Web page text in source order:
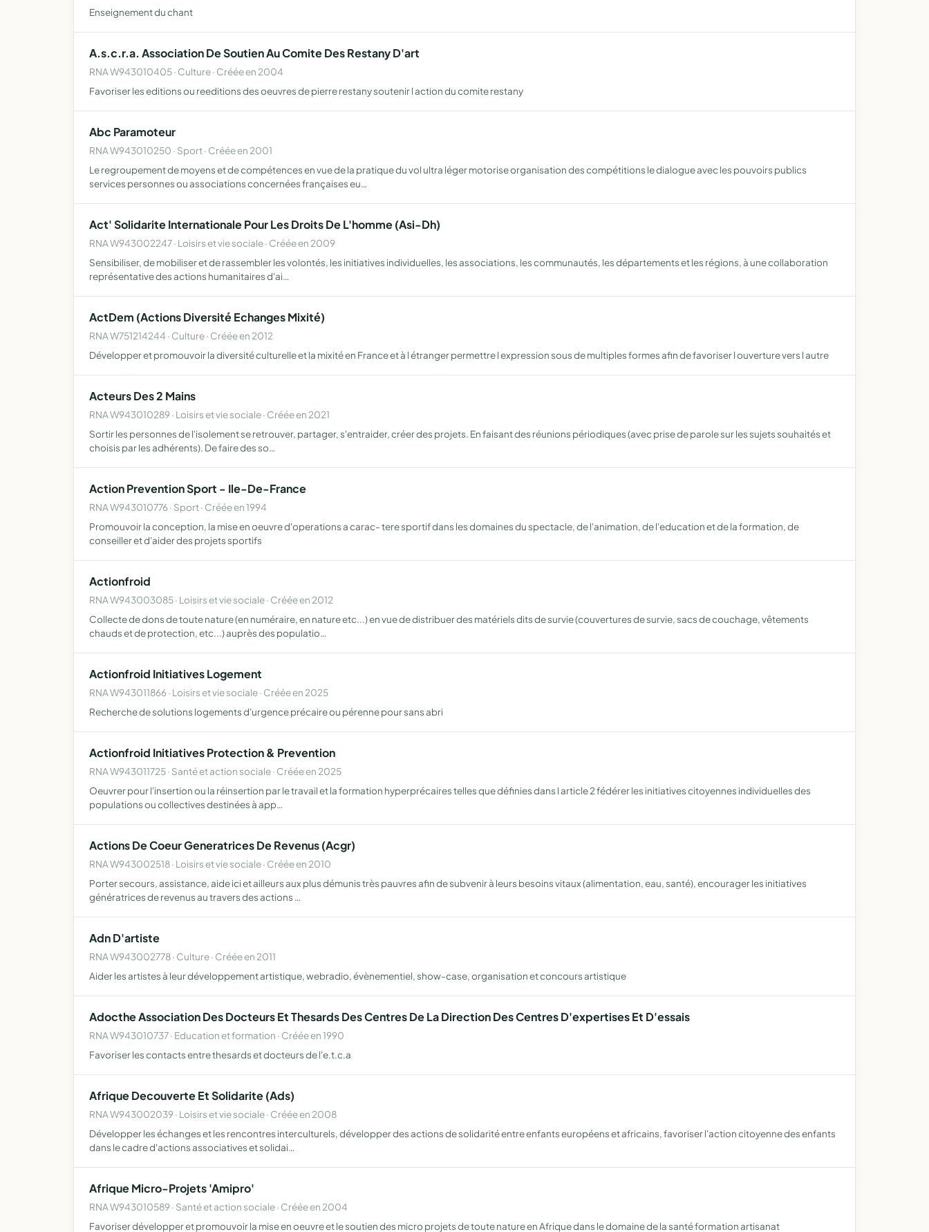
Enseignement du chant
A.s.c.r.a. Association De Soutien Au Comite Des Restany D'art
RNA W943010405 · Culture · Créée en 2004
Favoriser les editions ou reeditions des oeuvres de pierre restany soutenir l action du comite restany
Abc Paramoteur
RNA W943010250 · Sport · Créée en 2001
Le regroupement de moyens et de compétences en vue de la pratique du vol ultra léger motorise organisation des compétitions le dialogue avec les pouvoirs publics
services personnes ou associations concernées françaises eu…
Act' Solidarite Internationale Pour Les Droits De L'homme (Asi-Dh)
RNA W943002247 · Loisirs et vie sociale · Créée en 2009
Sensibiliser, de mobiliser et de rassembler les volontés, les initiatives individuelles, les associations, les communautés, les départements et les régions, à une collaboration
représentative des actions humanitaires d'ai…
ActDem (Actions Diversité Echanges Mixité)
RNA W751214244 · Culture · Créée en 2012
Développer et promouvoir la diversité culturelle et la mixité en France et à l étranger permettre l expression sous de multiples formes afin de favoriser l ouverture vers l autre
Acteurs Des 2 Mains
RNA W943010289 · Loisirs et vie sociale · Créée en 2021
Sortir les personnes de l'isolement se retrouver, partager, s'entraider, créer des projets. En faisant des réunions périodiques (avec prise de parole sur les sujets souhaités et
choisis par les adhérents). De faire des so…
Action Prevention Sport - Ile-De-France
RNA W943010776 · Sport · Créée en 1994
Promouvoir la conception, la mise en oeuvre d'operations a carac- tere sportif dans les domaines du spectacle, de l'animation, de l'education et de la formation, de
conseiller et d'aider des projets sportifs
Actionfroid
RNA W943003085 · Loisirs et vie sociale · Créée en 2012
Collecte de dons de toute nature (en numéraire, en nature etc...) en vue de distribuer des matériels dits de survie (couvertures de survie, sacs de couchage, vêtements
chauds et de protection, etc...) auprès des populatio…
Actionfroid Initiatives Logement
RNA W943011866 · Loisirs et vie sociale · Créée en 2025
Recherche de solutions logements d'urgence précaire ou pérenne pour sans abri
Actionfroid Initiatives Protection & Prevention
RNA W943011725 · Santé et action sociale · Créée en 2025
Oeuvrer pour l'insertion ou la réinsertion par le travail et la formation hyperprécaires telles que définies dans l article 2 fédérer les initiatives citoyennes individuelles des
populations ou collectives destinées à app…
Actions De Coeur Generatrices De Revenus (Acgr)
RNA W943002518 · Loisirs et vie sociale · Créée en 2010
Porter secours, assistance, aide ici et ailleurs aux plus démunis très pauvres afin de subvenir à leurs besoins vitaux (alimentation, eau, santé), encourager les initiatives
génératrices de revenus au travers des actions …
Adn D'artiste
RNA W943002778 · Culture · Créée en 2011
Aider les artistes à leur développement artistique, webradio, évènementiel, show-case, organisation et concours artistique
Adocthe Association Des Docteurs Et Thesards Des Centres De La Direction Des Centres D'expertises Et D'essais
RNA W943010737 · Education et formation · Créée en 1990
Favoriser les contacts entre thesards et docteurs de l'e.t.c.a
Afrique Decouverte Et Solidarite (Ads)
RNA W943002039 · Loisirs et vie sociale · Créée en 2008
Développer les échanges et les rencontres interculturels, développer des actions de solidarité entre enfants européens et africains, favoriser l'action citoyenne des enfants
dans le cadre d'actions associatives et solidai…
Afrique Micro-Projets 'Amipro'
RNA W943010589 · Santé et action sociale · Créée en 2004
Favoriser développer et promouvoir la mise en oeuvre et le soutien des micro projets de toute nature en Afrique dans le domaine de la santé formation artisanat